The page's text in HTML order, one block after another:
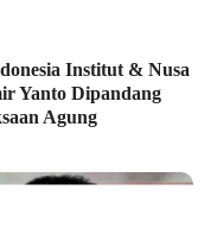
Institut & Nusa
Yanto Dipandang
Agung